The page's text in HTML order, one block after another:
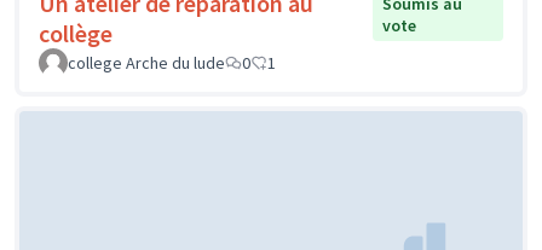
collège
vote
college Arche du lude
0 1